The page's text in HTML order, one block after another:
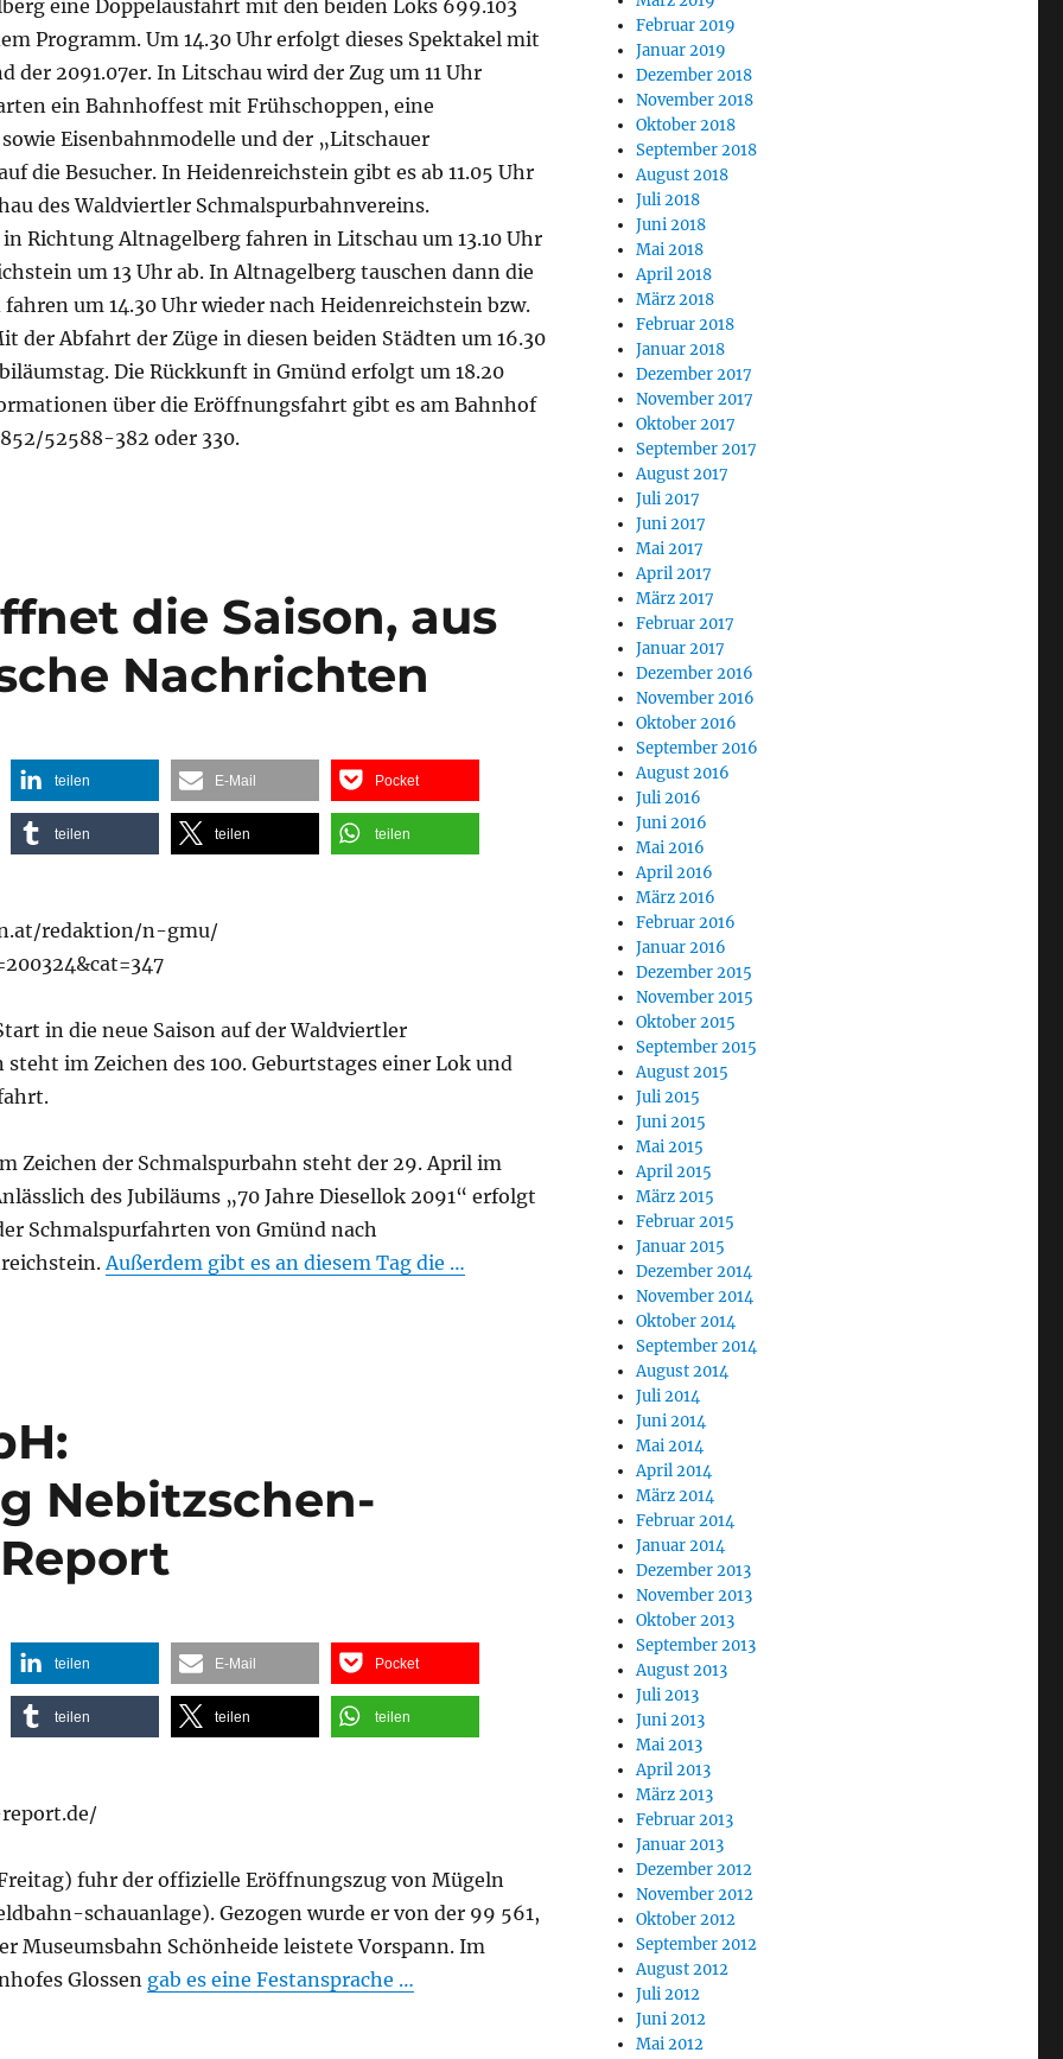
eine Doppelausfahrt mit den beiden Loks 699.103
Programm. Um 14.30 Uhr erfolgt dieses Spektakel mit
der 2091.07er. In Litschau wird der Zug um 11 Uhr
ein Bahnhoffest mit Frühschoppen, eine
Eisenbahnmodelle und der „Litschauer
die Besucher. In Heidenreichstein gibt es ab 11.05 Uhr
des Waldviertler Schmalspurbahnvereins.
Richtung Altnagelberg fahren in Litschau um 13.10 Uhr
um 13 Uhr ab. In Altnagelberg tauschen dann die
fahren um 14.30 Uhr wieder nach Heidenreichstein bzw.
der Abfahrt der Züge in diesen beiden Städten um 16.30
Die Rückkunft in Gmünd erfolgt um 18.20
über die Eröffnungsfahrt gibt es am Bahnhof
52588-382 oder 330.
die Saison, aus
Nachrichten
teilen E-Mail Pocket
teilen teilen teilen
redaktion/n-gmu/
in die neue Saison auf der Waldviertler
steht im Zeichen des 100. Geburtstages einer Lok und
Zeichen der Schmalspurbahn steht der 29. April im
des Jubiläums „70 Jahre Diesellok 2091“ erfolgt
Schmalspurfahrten von Gmünd nach
Außerdem gibt es an diesem Tag die …
Nebitzschen-
teilen E-Mail Pocket
teilen teilen teilen
fuhr der offizielle Eröffnungszug von Mügeln
schauanlage). Gezogen wurde er von der 99 561,
Museumsbahn Schönheide leistete Vorspann. Im
Glossen gab es eine Festansprache …
Februar 2019
Januar 2019
Dezember 2018
November 2018
Oktober 2018
September 2018
August 2018
Juli 2018
Juni 2018
Mai 2018
April 2018
März 2018
Februar 2018
Januar 2018
Dezember 2017
November 2017
Oktober 2017
September 2017
August 2017
Juli 2017
Juni 2017
Mai 2017
April 2017
März 2017
Februar 2017
Januar 2017
Dezember 2016
November 2016
Oktober 2016
September 2016
August 2016
Juli 2016
Juni 2016
Mai 2016
April 2016
März 2016
Februar 2016
Januar 2016
Dezember 2015
November 2015
Oktober 2015
September 2015
August 2015
Juli 2015
Juni 2015
Mai 2015
April 2015
März 2015
Februar 2015
Januar 2015
Dezember 2014
November 2014
Oktober 2014
September 2014
August 2014
Juli 2014
Juni 2014
Mai 2014
April 2014
März 2014
Februar 2014
Januar 2014
Dezember 2013
November 2013
Oktober 2013
September 2013
August 2013
Juli 2013
Juni 2013
Mai 2013
April 2013
März 2013
Februar 2013
Januar 2013
Dezember 2012
November 2012
Oktober 2012
September 2012
August 2012
Juli 2012
Juni 2012
Mai 2012